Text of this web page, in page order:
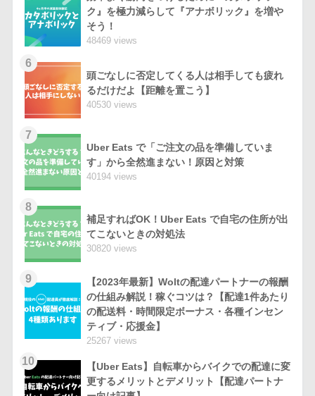
ク』を極力減らして『アナボリック』を増や
そう！
48469 views
6
頭ごなしに否定してくる人は相手しても疲れ
るだけだよ【距離を置こう】
40530 views
7
Uber Eats で「ご注文の品を準備していま
す」から全然進まない！原因と対策
40194 views
8
補足すればOK！Uber Eats で自宅の住所が出
てこないときの対処法
30820 views
9
【2023年最新】Woltの配達パートナーの報酬
の仕組み解説！稼ぐコツは？【配達1件あたり
の配送料・時間限定ボーナス・各種インセン
ティブ・応援金】
25267 views
10
【Uber Eats】自転車からバイクでの配達に変
更するメリットとデメリット【配達パートナ